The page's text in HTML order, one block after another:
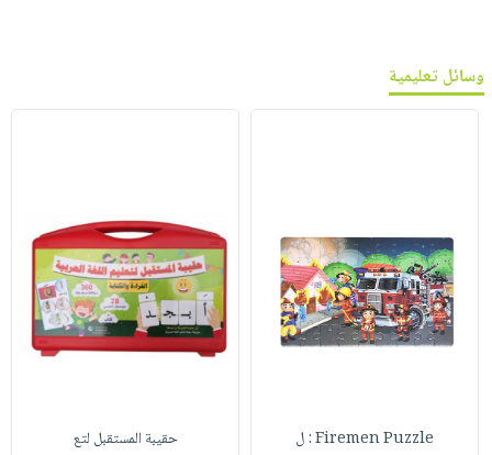
وسائل تعليمية
Firemen Puzzle : ل حقيبة المستقبل لتع